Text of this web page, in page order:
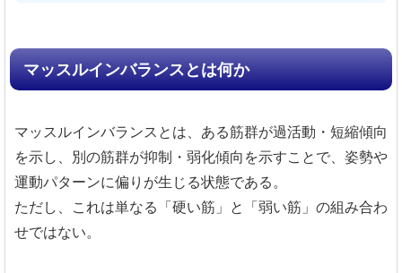
マッスルインバランスとは何か
マッスルインバランスとは、ある筋群が過活動・短縮傾向
を示し、別の筋群が抑制・弱化傾向を示すことで、姿勢や
運動パターンに偏りが生じる状態である。
ただし、これは単なる「硬い筋」と「弱い筋」の組み合わ
せではない。